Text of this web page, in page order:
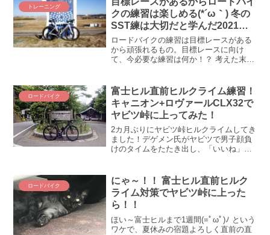
た。鼻歌できる強度を積む...
トレーニング
クの練習は楽しめる(*´ω｀) 冬の
SST練は大切だと学んだ2021年
の教訓
ロードバイクの練習は目標レースがある
から頑張れるもの。目標レースに向け
て、今必要な練習は何か！？ 考えた末に
SSTの代表格、CarsonやSST（Med）を
積み重ねる意義を紹介します。
ロードバイク
富士ヒル直前ヒルクライム練習！
キャニオン+ロヴァールCLX32で
ヤビツ峠に上ってみた！
2カ月ぶりにヤビツ峠ヒルクライムしてき
ました！デゲメン氏がヤビツで男子顔負
けのタイムをたたき出し、「いいね」を
一番怖いのは男の妬みとゆがんだプライ
ド！ とい...
ロードバイク
にゃ～！！ 富士ヒル直前ヒルク
ライム対策でヤビツ峠に上った
ら！！
ほい～富士ヒルまで1週間(=ﾟωﾟ)ﾉ という
ワケで、夏休みの宿題よろしく直前の直